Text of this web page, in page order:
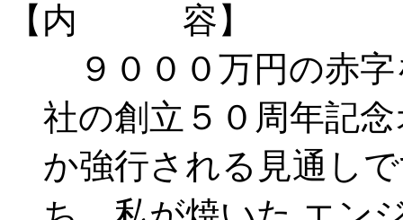
【内 容】
９０００万円の赤
社の創立５０周年記
か強行される見通し